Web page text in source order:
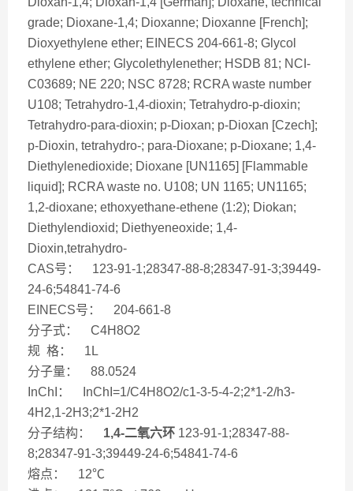
grade; Dioxane-1,4; Dioxanne; Dioxanne [French];
Dioxyethylene ether; EINECS 204-661-8; Glycol
ethylene ether; Glycolethylenether; HSDB 81; NCI-
C03689; NE 220; NSC 8728; RCRA waste number
U108; Tetrahydro-1,4-dioxin; Tetrahydro-p-dioxin;
Tetrahydro-para-dioxin; p-Dioxan; p-Dioxan [Czech];
p-Dioxin, tetrahydro-; para-Dioxane; p-Dioxane; 1,4-
Diethylenedioxide; Dioxane [UN1165] [Flammable
liquid]; RCRA waste no. U108; UN 1165; UN1165;
1,2-dioxane; ethoxyethane-ethene (1:2); Diokan;
Diethylendioxid; Diethyeneoxide; 1,4-
Dioxin,tetrahydro-
CAS号： 123-91-1;28347-88-8;28347-91-3;39449-
24-6;54841-74-6
EINECS号： 204-661-8
分子式： C4H8O2
规 格： 1L
分子量： 88.0524
InChI： InChI=1/C4H8O2/c1-3-5-4-2;2*1-2/h3-
4H2,1-2H3;2*1-2H2
分子结构： 1,4-二氧六环 123-91-1;28347-88-
8;28347-91-3;39449-24-6;54841-74-6
熔点： 12℃